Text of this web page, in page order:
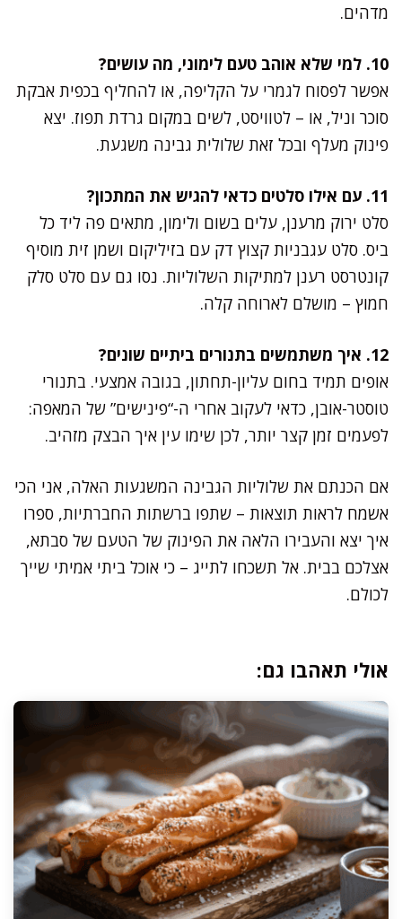
מדהים.
10. למי שלא אוהב טעם לימוני, מה עושים?
אפשר לפסוח לגמרי על הקליפה, או להחליף בכפית אבקת
סוכר וניל, או – לטוויסט, לשים במקום גרדת תפוז. יצא
פינוק מעלף ובכל זאת שלולית גבינה משגעת.
11. עם אילו סלטים כדאי להגיש את המתכון?
סלט ירוק מרענן, עלים בשום ולימון, מתאים פה ליד כל
ביס. סלט עגבניות קצוץ דק עם בזיליקום ושמן זית מוסיף
קונטרסט רענן למתיקות השלוליות. נסו גם עם סלט סלק
חמוץ – מושלם לארוחה קלה.
12. איך משתמשים בתנורים ביתיים שונים?
אופים תמיד בחום עליון-תחתון, בגובה אמצעי. בתנורי
טוסטר-אובן, כדאי לעקוב אחרי ה-“פינישים” של המאפה:
לפעמים זמן קצר יותר, לכן שימו עין איך הבצק מזהיב.
אם הכנתם את שלוליות הגבינה המשגעות האלה, אני הכי
אשמח לראות תוצאות – שתפו ברשתות החברתיות, ספרו
איך יצא והעבירו הלאה את הפינוק של הטעם של סבתא,
אצלכם בבית. אל תשכחו לתייג – כי אוכל ביתי אמיתי שייך
לכולם.
אולי תאהבו גם: